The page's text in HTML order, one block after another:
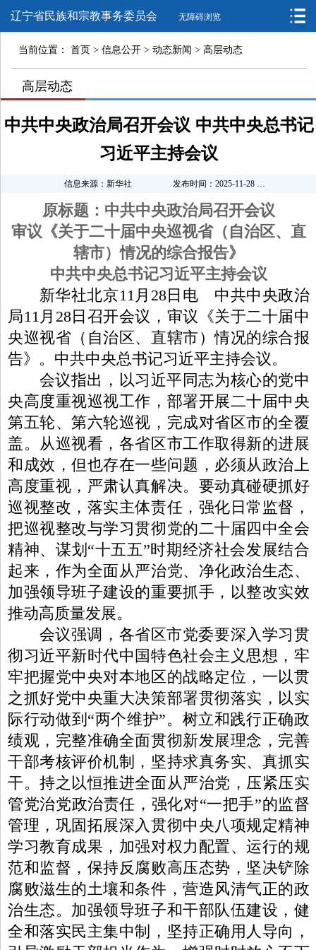
辽宁省民族和宗教事务委员会 无障碍浏览
当前位置： 首页 > 信息公开 > 动态新闻 > 高层动态
>>>
高层动态
中共中央政治局召开会议 中共中央总书记
习近平主持会议
信息来源：新华社 发布时间：2025-11-28 16:35:09
原标题：中共中央政治局召开会议
审议《关于二十届中央巡视省（自治区、直
辖市）情况的综合报告》
中共中央总书记习近平主持会议
新华社北京11月28日电 中共中央政治
局11月28日召开会议，审议《关于二十届中
央巡视省（自治区、直辖市）情况的综合报
告》。中共中央总书记习近平主持会议。
会议指出，以习近平同志为核心的党中
央高度重视巡视工作，部署开展二十届中央
第五轮、第六轮巡视，完成对省区市的全覆
盖。从巡视看，各省区市工作取得新的进展
和成效，但也存在一些问题，必须从政治上
高度重视，严肃认真解决。要动真碰硬抓好
巡视整改，落实主体责任，强化日常监督，
把巡视整改与学习贯彻党的二十届四中全会
精神、谋划“十五五”时期经济社会发展结合
起来，作为全面从严治党、净化政治生态、
加强领导班子建设的重要抓手，以整改实效
推动高质量发展。
会议强调，各省区市党委要深入学习贯
彻习近平新时代中国特色社会主义思想，牢
牢把握党中央对本地区的战略定位，一以贯
之抓好党中央重大决策部署贯彻落实，以实
际行动做到“两个维护”。树立和践行正确政
绩观，完整准确全面贯彻新发展理念，完善
干部考核评价机制，坚持求真务实、真抓实
干。持之以恒推进全面从严治党，压紧压实
管党治党政治责任，强化对“一把手”的监督
管理，巩固拓展深入贯彻中央八项规定精神
学习教育成果，加强对权力配置、运行的规
范和监督，保持反腐败高压态势，坚决铲除
腐败滋生的土壤和条件，营造风清气正的政
治生态。加强领导班子和干部队伍建设，健
全和落实民主集中制，坚持正确用人导向，